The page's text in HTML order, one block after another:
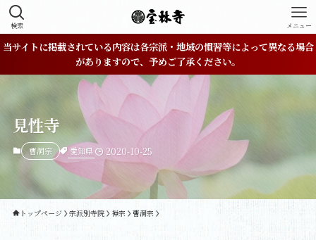
検索 メニュー
当サイトに掲載されている内容は各宗派・地域の慣習等によって異なる場合
がありますので、予めご了承ください。
見性寺
曹洞宗 愛知県 2020-10-25
トップページ 宗派別寺院 禅宗 曹洞宗